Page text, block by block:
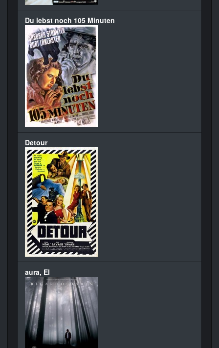
Du lebst noch 105 Minuten
Detour
aura, El